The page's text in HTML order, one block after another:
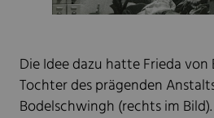
Die Idee dazu hatte Frieda
Tochter des prägenden
Bodelschwingh (rechts im